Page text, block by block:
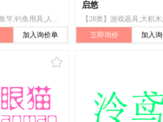
【28类】钓鱼竿;钓鱼用具;人造钓鱼饵;多米诺骨牌;纸牌;运动球类球胆;哑铃;滑板;塑胶跑道;轮滑鞋
加入询价单
启悠
立即询价
加入